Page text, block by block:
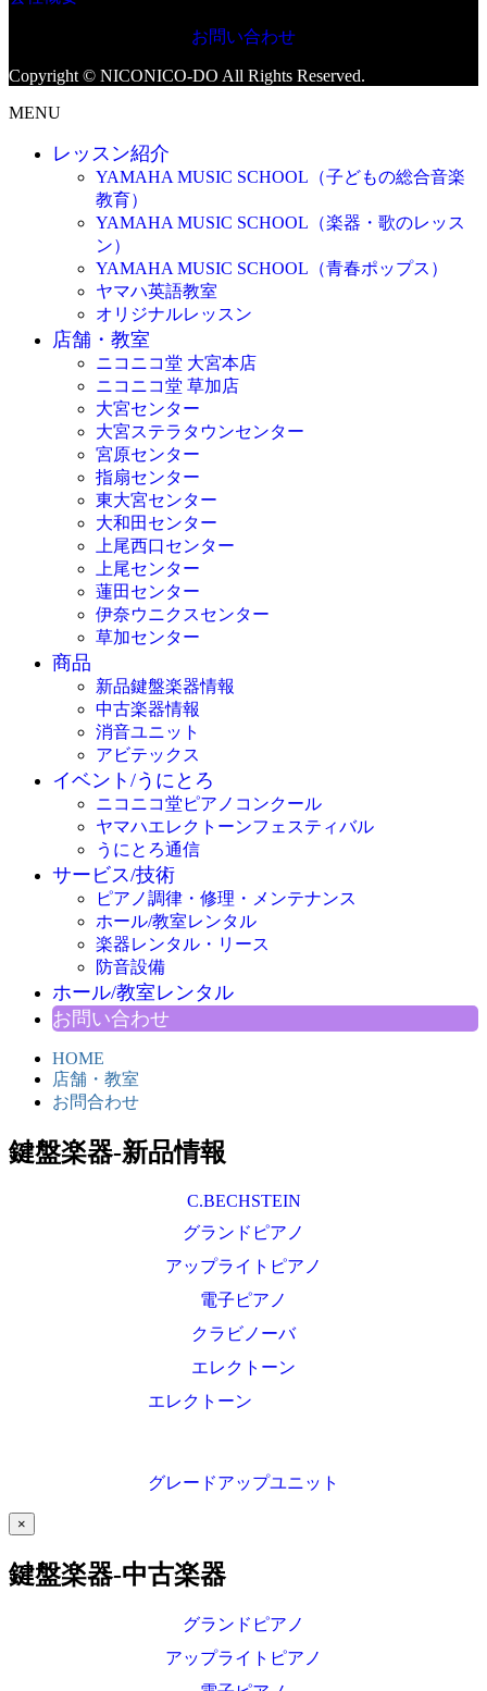
お問い合わせ
Copyright © NICONICO-DO All Rights Reserved.
MENU
レッスン紹介
YAMAHA MUSIC SCHOOL（子どもの総合音楽
教育）
YAMAHA MUSIC SCHOOL（楽器・歌のレッス
ン）
YAMAHA MUSIC SCHOOL（青春ポップス）
ヤマハ英語教室
オリジナルレッスン
店舗・教室
ニコニコ堂 大宮本店
ニコニコ堂 草加店
大宮センター
大宮ステラタウンセンター
宮原センター
指扇センター
東大宮センター
大和田センター
上尾西口センター
上尾センター
蓮田センター
伊奈ウニクスセンター
草加センター
商品
新品鍵盤楽器情報
中古楽器情報
消音ユニット
アビテックス
イベント/うにとろ
ニコニコ堂ピアノコンクール
ヤマハエレクトーンフェスティバル
うにとろ通信
サービス/技術
ピアノ調律・修理・メンテナンス
ホール/教室レンタル
楽器レンタル・リース
防音設備
ホール/教室レンタル
お問い合わせ
HOME
店舗・教室
お問合わせ
鍵盤楽器-新品情報
C.BECHSTEIN
グランドピアノ
アップライトピアノ
電子ピアノ
クラビノーバ
エレクトーン
エレクトーン
グレードアップユニット
×
鍵盤楽器-中古楽器
グランドピアノ
アップライトピアノ